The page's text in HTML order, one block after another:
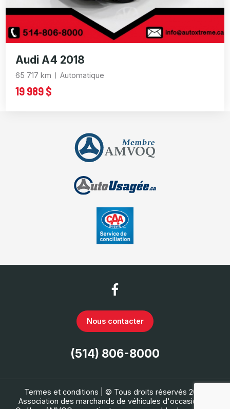
Audi A4 2018
65 717 km Automatique
19 989 $
Nous contacter
(514) 806-8000
Termes et conditions | © Tous droits réservés 2026
Association des marchands de véhicules d'occasion du